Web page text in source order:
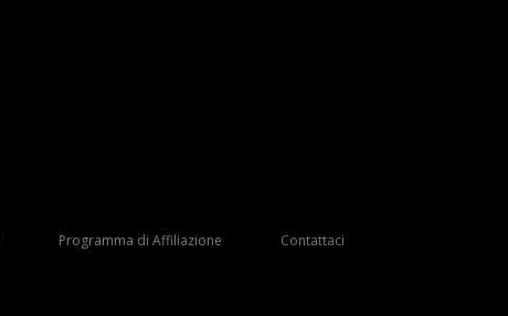
Programma di Affiliazione Contattaci